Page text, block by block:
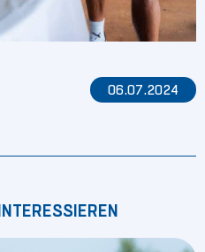
06.07.2024